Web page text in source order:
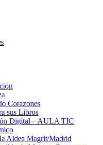
Corazones
sus Libros
Digital – AULA TIC
Aldea Magrit/Madrid